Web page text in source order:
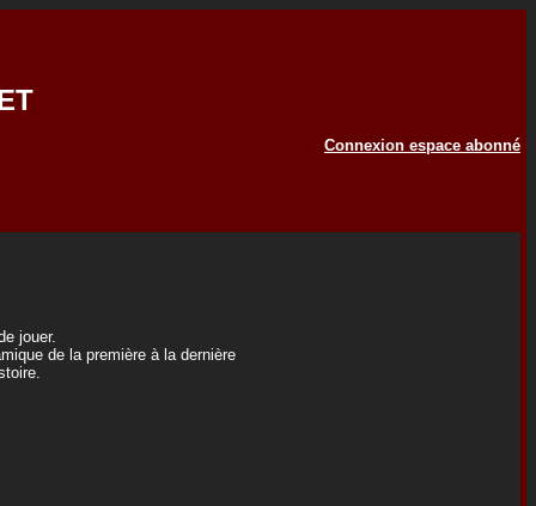
Connexion espace abonné
jouer.
de la première à la dernière